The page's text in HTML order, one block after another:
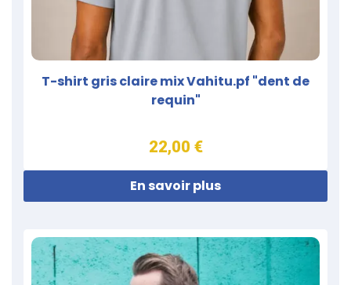
T-shirt gris claire mix Vahitu.pf "dent de
requin"
22,00 €
En savoir plus